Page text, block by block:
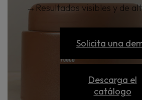
→Resultados visibles y de
Solicita una
Descarga el
catálogo